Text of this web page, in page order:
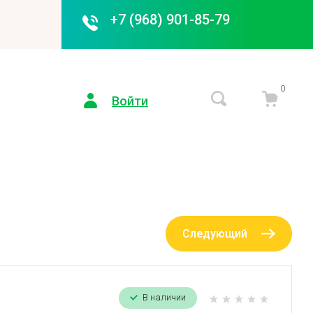
+7 (968) 901-85-79
Войти
0
Следующий
В наличии